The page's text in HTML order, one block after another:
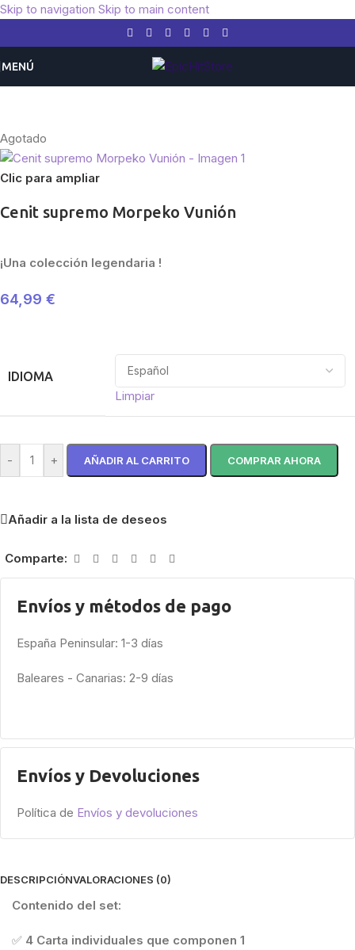
Skip to navigation Skip to main content
MENÚ
Agotado
Clic para ampliar
Cenit supremo Morpeko Vunión
¡Una colección legendaria !
64,99 €
IDIOMA
Limpiar
- + AÑADIR AL CARRITO COMPRAR AHORA
Añadir a la lista de deseos
Comparte:
Envíos y métodos de pago
España Peninsular: 1-3 días
Baleares - Canarias: 2-9 días
Envíos y Devoluciones
Política de Envíos y devoluciones
DESCRIPCIÓNVALORACIONES (0)
Contenido del set:
✅ 4 Carta individuales que componen 1